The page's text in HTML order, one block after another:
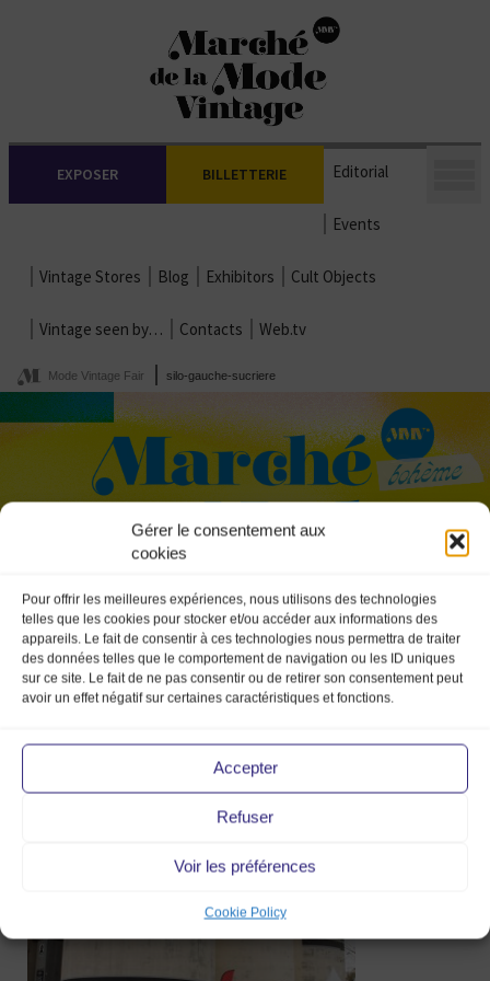
Gérer le consentement aux
cookies
Pour offrir les meilleures expériences, nous utilisons des technologies
telles que les cookies pour stocker et/ou accéder aux informations des
appareils. Le fait de consentir à ces technologies nous permettra de traiter
des données telles que le comportement de navigation ou les ID uniques
sur ce site. Le fait de ne pas consentir ou de retirer son consentement peut
avoir un effet négatif sur certaines caractéristiques et fonctions.
Accepter
Refuser
Voir les préférences
Cookie Policy
EXPOSER BILLETTERIE Editorial
Events
Vintage Stores Blog Exhibitors Cult Objects
Vintage seen by… Contacts Web.tv
Mode Vintage Fair silo-gauche-sucriere
silo-gauche-sucriere